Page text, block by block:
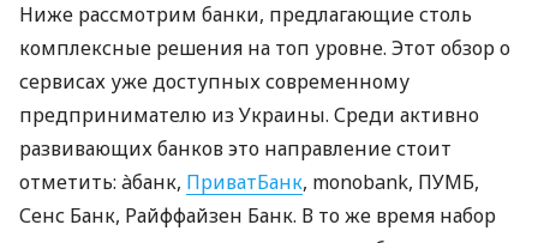
Ниже рассмотрим банки, предлагающие столь
комплексные решения на топ уровне. Этот обзор о
сервисах уже доступных современному
предпринимателю из Украины. Среди активно
развивающих банков это направление стоит
отметить: àбанк, ПриватБанк, monobank, ПУМБ,
Сенс Банк, Райффайзен Банк. В то же время набор